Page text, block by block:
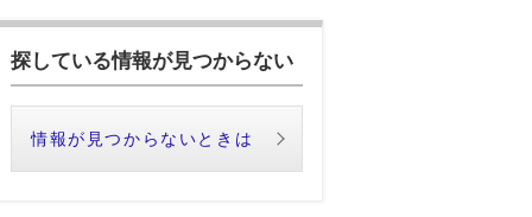
探している情報が見つからない
情報が見つからないときは